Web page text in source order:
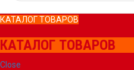
КАТАЛОГ ТОВАРОВ
КАТАЛОГ ТОВАРОВ
Close